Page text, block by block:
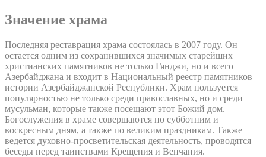
Значение храма
Последняя реставрация храма состоялась в 2007 году. Он
остается одним из сохранившихся значимых старейших
христианских памятников не только Гянджи, но и всего
Азербайджана и входит в Национальный реестр памятников
истории Азербайджанской Республики. Храм пользуется
популярностью не только среди православных, но и среди
мусульман, которые также посещают этот Божий дом.
Богослужения в храме совершаются по субботним и
воскресным дням, а также по великим праздникам. Также
ведется духовно-просветительская деятельность, проводятся
беседы перед таинствами Крещения и Венчания.